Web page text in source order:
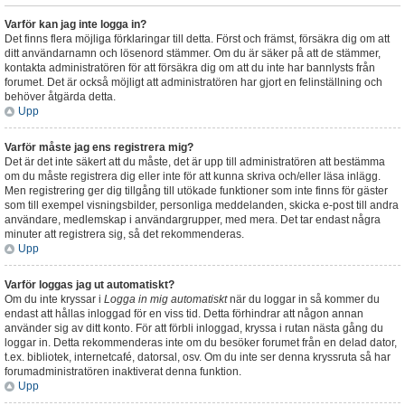
Varför kan jag inte logga in?
Det finns flera möjliga förklaringar till detta. Först och främst, försäkra dig om att
ditt användarnamn och lösenord stämmer. Om du är säker på att de stämmer,
kontakta administratören för att försäkra dig om att du inte har bannlysts från
forumet. Det är också möjligt att administratören har gjort en felinställning och
behöver åtgärda detta.
Upp
Varför måste jag ens registrera mig?
Det är det inte säkert att du måste, det är upp till administratören att bestämma
om du måste registrera dig eller inte för att kunna skriva och/eller läsa inlägg.
Men registrering ger dig tillgång till utökade funktioner som inte finns för gäster
som till exempel visningsbilder, personliga meddelanden, skicka e-post till andra
användare, medlemskap i användargrupper, med mera. Det tar endast några
minuter att registrera sig, så det rekommenderas.
Upp
Varför loggas jag ut automatiskt?
Om du inte kryssar i Logga in mig automatisktnär du loggar in så kommer du
endast att hållas inloggad för en viss tid. Detta förhindrar att någon annan
använder sig av ditt konto. För att förbli inloggad, kryssa i rutan nästa gång du
loggar in. Detta rekommenderas inte om du besöker forumet från en delad dator,
t.ex. bibliotek, internetcafé, datorsal, osv. Om du inte ser denna kryssruta så har
forumadministratören inaktiverat denna funktion.
Upp